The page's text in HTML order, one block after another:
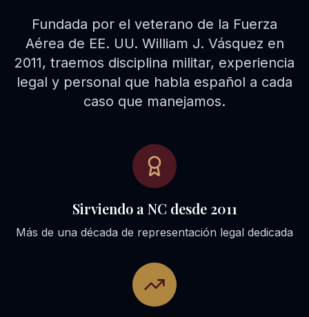
Fundada por el veterano de la Fuerza
Aérea de EE. UU. William J. Vásquez en
2011, traemos disciplina militar, experiencia
legal y personal que habla español a cada
caso que manejamos.
Sirviendo a NC desde 2011
Más de una década de representación legal dedicada